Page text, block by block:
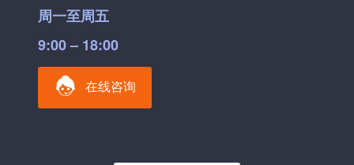
周一至周五
9:00 – 18:00
在线咨询